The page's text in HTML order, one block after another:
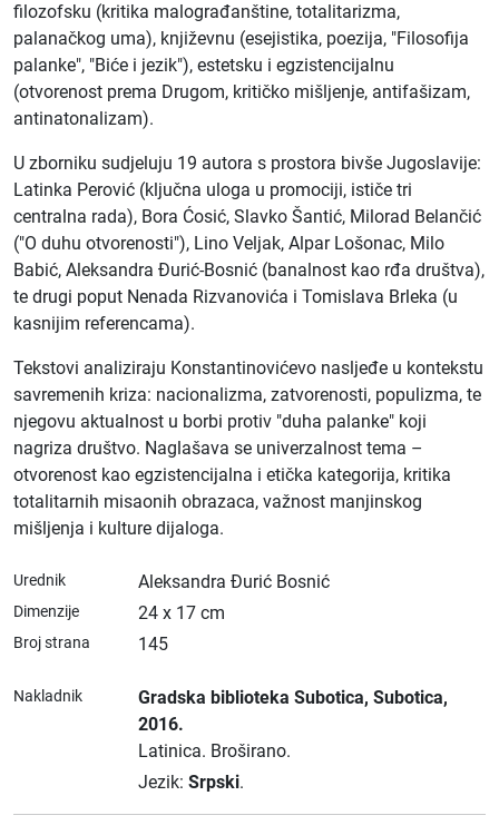
filozofsku (kritika malograđanštine, totalitarizma,
palanačkog uma), književnu (esejistika, poezija, "Filosofija
palanke", "Biće i jezik"), estetsku i egzistencijalnu
(otvorenost prema Drugom, kritičko mišljenje, antifašizam,
antinatonalizam).
U zborniku sudjeluju 19 autora s prostora bivše Jugoslavije:
Latinka Perović (ključna uloga u promociji, ističe tri
centralna rada), Bora Ćosić, Slavko Šantić, Milorad Belančić
("O duhu otvorenosti"), Lino Veljak, Alpar Lošonac, Milo
Babić, Aleksandra Đurić-Bosnić (banalnost kao rđa društva),
te drugi poput Nenada Rizvanovića i Tomislava Brleka (u
kasnijim referencama).
Tekstovi analiziraju Konstantinovićevo nasljeđe u kontekstu
savremenih kriza: nacionalizma, zatvorenosti, populizma, te
njegovu aktualnost u borbi protiv "duha palanke" koji
nagriza društvo. Naglašava se univerzalnost tema –
otvorenost kao egzistencijalna i etička kategorija, kritika
totalitarnih misaonih obrazaca, važnost manjinskog
mišljenja i kulture dijaloga.
Urednik Aleksandra Đurić Bosnić
Dimenzije 24 x 17 cm
Broj strana 145
Nakladnik Gradska biblioteka Subotica, Subotica,
2016.
Latinica. Broširano.
Jezik: Srpski.